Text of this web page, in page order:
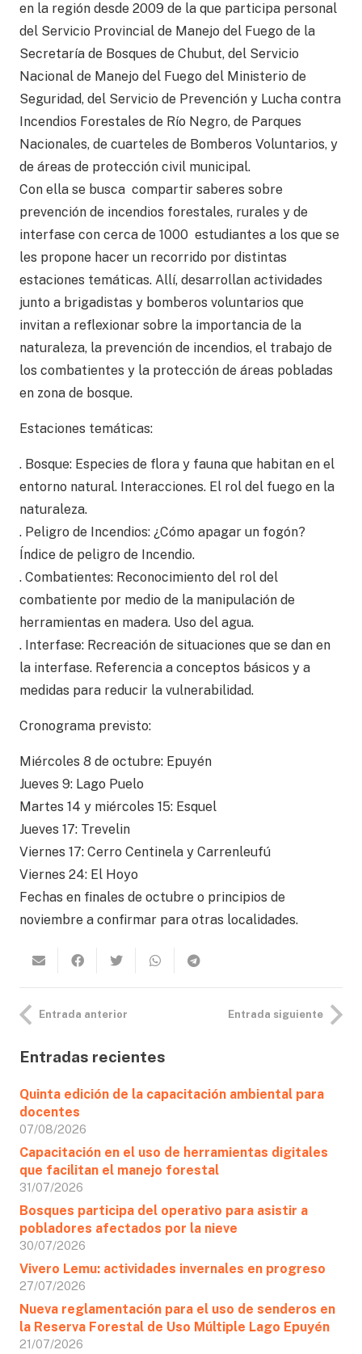
en la región desde 2009 de la que participa personal
del Servicio Provincial de Manejo del Fuego de la
Secretaría de Bosques de Chubut, del Servicio
Nacional de Manejo del Fuego del Ministerio de
Seguridad, del Servicio de Prevención y Lucha contra
Incendios Forestales de Río Negro, de Parques
Nacionales, de cuarteles de Bomberos Voluntarios, y
de áreas de protección civil municipal.
Con ella se busca compartir saberes sobre
prevención de incendios forestales, rurales y de
interfase con cerca de 1000 estudiantes a los que se
les propone hacer un recorrido por distintas
estaciones temáticas. Allí, desarrollan actividades
junto a brigadistas y bomberos voluntarios que
invitan a reflexionar sobre la importancia de la
naturaleza, la prevención de incendios, el trabajo de
los combatientes y la protección de áreas pobladas
en zona de bosque.
Estaciones temáticas:
. Bosque: Especies de flora y fauna que habitan en el
entorno natural. Interacciones. El rol del fuego en la
naturaleza.
. Peligro de Incendios: ¿Cómo apagar un fogón?
Índice de peligro de Incendio.
. Combatientes: Reconocimiento del rol del
combatiente por medio de la manipulación de
herramientas en madera. Uso del agua.
. Interfase: Recreación de situaciones que se dan en
la interfase. Referencia a conceptos básicos y a
medidas para reducir la vulnerabilidad.
Cronograma previsto:
Miércoles 8 de octubre: Epuyén
Jueves 9: Lago Puelo
Martes 14 y miércoles 15: Esquel
Jueves 17: Trevelin
Viernes 17: Cerro Centinela y Carrenleufú
Viernes 24: El Hoyo
Fechas en finales de octubre o principios de
noviembre a confirmar para otras localidades.
Entrada anterior Entrada siguiente
Entradas recientes
Quinta edición de la capacitación ambiental para
docentes
07/08/2026
Capacitación en el uso de herramientas digitales
que facilitan el manejo forestal
31/07/2026
Bosques participa del operativo para asistir a
pobladores afectados por la nieve
30/07/2026
Vivero Lemu: actividades invernales en progreso
27/07/2026
Nueva reglamentación para el uso de senderos en
la Reserva Forestal de Uso Múltiple Lago Epuyén
21/07/2026